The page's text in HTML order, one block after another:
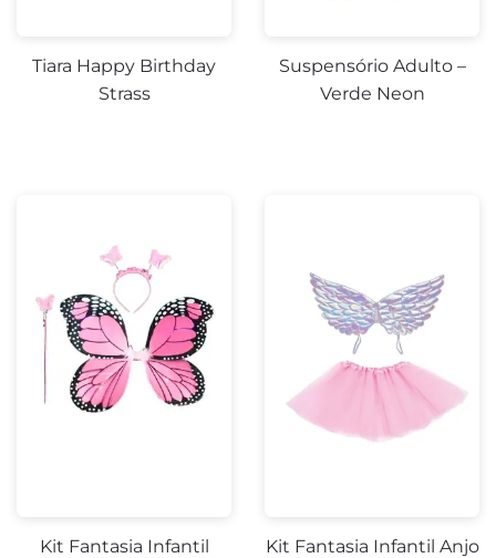
Tiara Happy Birthday
Strass
Suspensório Adulto –
Verde Neon
Kit Fantasia Infantil
Kit Fantasia Infantil Anjo